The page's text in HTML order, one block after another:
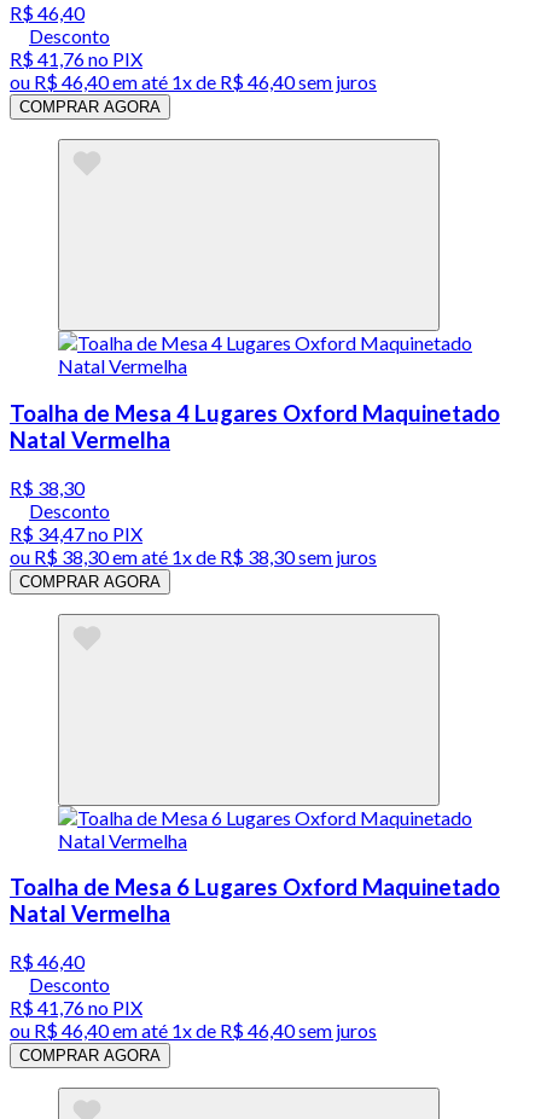
R$ 46,40
Desconto
R$ 41,76no PIX
ou R$ 46,40em até 1x de R$ 46,40sem juros
COMPRAR AGORA
Toalha de Mesa 4 Lugares Oxford Maquinetado
Natal Vermelha
R$ 38,30
Desconto
R$ 34,47no PIX
ou R$ 38,30em até 1x de R$ 38,30sem juros
COMPRAR AGORA
Toalha de Mesa 6 Lugares Oxford Maquinetado
Natal Vermelha
R$ 46,40
Desconto
R$ 41,76no PIX
ou R$ 46,40em até 1x de R$ 46,40sem juros
COMPRAR AGORA